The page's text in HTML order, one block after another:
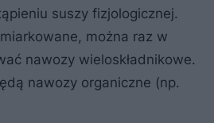
suszy fizjologicznej.
można raz w
nawozy wieloskładnikowe.
nawozy organiczne (np.